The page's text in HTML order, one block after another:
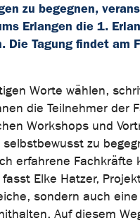
zu begegnen,
Erlangen die 1.
Die Tagung findet
Worte wählen,
die Teilnehmer der
Workshops und
zu
erfahrene
Elke Hatzer,
sondern auch
Auf diesem